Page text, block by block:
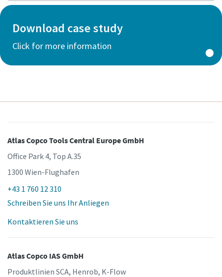
Download case study
Click for more information
Atlas Copco Tools Central Europe GmbH
Office Park 4, Top A.35
1300 Wien-Flughafen
+43 1 760 12 310
Schreiben Sie uns Ihr Anliegen
Kontaktieren Sie uns
Atlas Copco IAS GmbH
Produktlinien SCA, Henrob, K-Flow